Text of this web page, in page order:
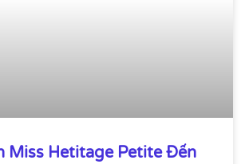
Miss Hetitage Petite Đến